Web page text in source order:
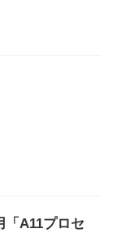
A11プロセ